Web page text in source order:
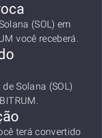
(SOL) em
você receberá.
Solana (SOL)
terá convertido